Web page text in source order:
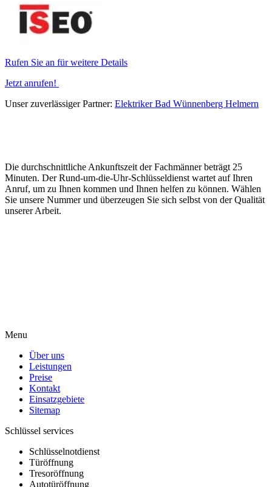
Rufen Sie an für weitere Details
Jetzt anrufen!
Unser zuverlässiger Partner: Elektriker Bad Wünnenberg Helmern
Die durchschnittliche Ankunftszeit der Fachmänner beträgt 25
Minuten. Der Rund-um-die-Uhr-Schlüsseldienst wartet auf Ihren
Anruf, um zu Ihnen kommen und Ihnen helfen zu können. Wählen
Sie unsere Nummer und überzeugen Sie sich selbst von der Qualität
unserer Arbeit.
Menu
Über uns
Leistungen
Preise
Kontakt
Einsatzgebiete
Sitemap
Schlüssel services
Schlüsselnotdienst
Türöffnung
Tresoröffnung
Autotüröffnung